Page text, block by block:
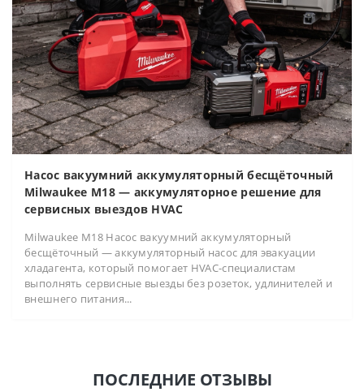
Насос вакуумний аккумуляторный бесщёточный
Milwaukee M18 — аккумуляторное решение для
сервисных выездов HVAC
Milwaukee M18 Насос вакуумний аккумуляторный
бесщёточный — аккумуляторный насос для эвакуации
хладагента, который помогает HVAC-специалистам
выполнять сервисные выезды без розеток, удлинителей и
внешнего питания...
ПОСЛЕДНИЕ ОТЗЫВЫ